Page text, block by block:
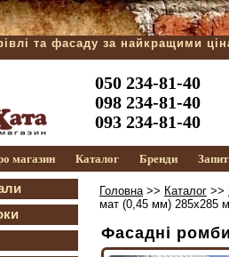
та фасаду за найкращими
050 234-81-40
098 234-81-40
093 234-81-40
магазин Каталог Бренди
Головна>> Каталог >>
мат (0,45 мм) 285х285
Фасадні